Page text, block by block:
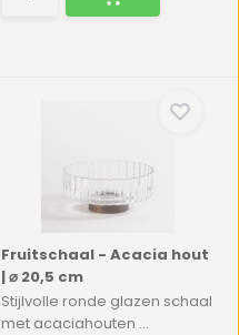
Fruitschaal - Acacia hout
| ⌀ 20,5 cm
Stijlvolle ronde glazen schaal
met acaciahouten ...